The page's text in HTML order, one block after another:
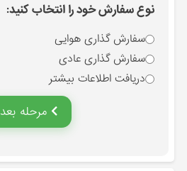
نوع سفارش خود را انتخاب کنید:
سفارش گذاری هوایی
سفارش گذاری عادی
دریافت اطلاعات بیشتر
مرحله بعد